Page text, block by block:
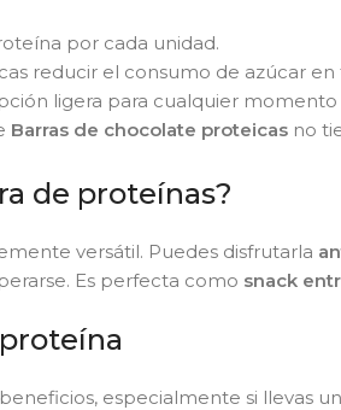
por cada unidad.
reducir el consumo de azúcar en
ligera para cualquier momento
Barras de chocolate proteicas no
de proteínas?
versátil. Puedes disfrutarla
Es perfecta como snack
especialmente si llevas